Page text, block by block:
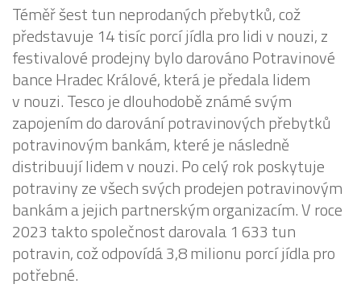
Téměř šest tun neprodaných přebytků, což
představuje 14 tisíc porcí jídla pro lidi v nouzi, z
festivalové prodejny bylo darováno Potravinové
bance Hradec Králové, která je předala lidem
v nouzi. Tesco je dlouhodobě známé svým
zapojením do darování potravinových přebytků
potravinovým bankám, které je následně
distribuují lidem v nouzi. Po celý rok poskytuje
potraviny ze všech svých prodejen potravinovým
bankám a jejich partnerským organizacím. V roce
2023 takto společnost darovala 1 633 tun
potravin, což odpovídá 3,8 milionu porcí jídla pro
potřebné.